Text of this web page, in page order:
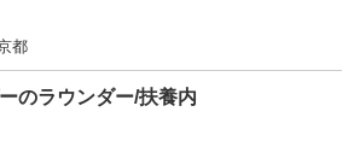
都
のラウンダー/扶養内